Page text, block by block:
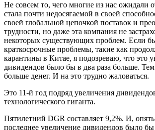
Не совсем то, чего многие из нас ожидали
стала почти недосягаемой в своей
своей глобальной цепочкой поставок и
трудности, но даже эта компания не
некоторых существующих проблем. Если
краткосрочные проблемы, такие как
карантины в Китае, я подозреваю, что это
дивидендов было бы в два раза больше.
больше денег. И на это трудно жаловаться.
Это 11-й год подряд увеличения
технологического гиганта.
Пятилетний DGR составляет 9,2%. И,
последнее увеличение дивидендов было бы